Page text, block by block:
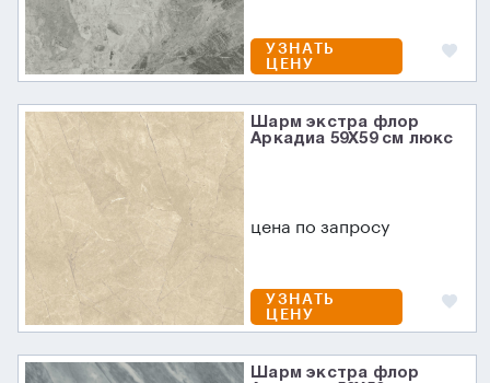
УЗНАТЬ
ЦЕНУ
Шарм экстра флор
Аркадиа 59X59 см люкс
цена по запросу
УЗНАТЬ
ЦЕНУ
Шарм экстра флор